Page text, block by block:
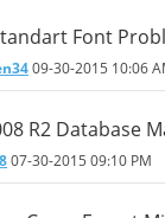
Font
09-30-2015 10:06
R2 Database
07-30-2015 09:10 PM